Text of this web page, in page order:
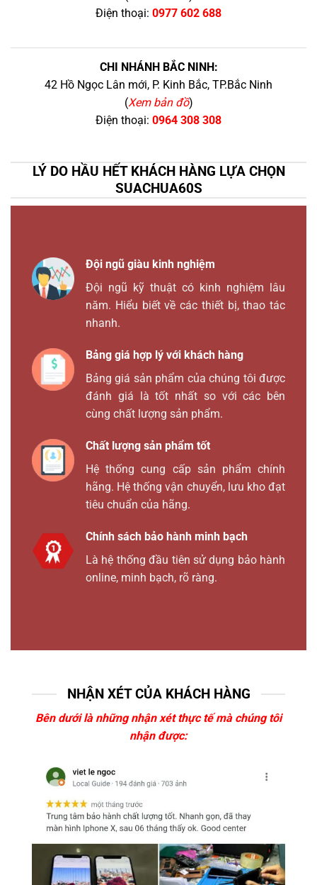
Điện thoại: 0977 602 688
CHI NHÁNH BẮC NINH:
42 Hồ Ngọc Lân mới, P. Kinh Bắc, TP.Bắc Ninh
(Xem bản đồ)
Điện thoại: 0964 308 308
LÝ DO HẦU HẾT KHÁCH HÀNG LỰA CHỌN
SUACHUA60S
Đội ngũ giàu kinh nghiệm
Đội ngũ kỹ thuật có kinh nghiệm lâu
năm. Hiểu biết về các thiết bị, thao tác
nhanh.
Bảng giá hợp lý với khách hàng
Bảng giá sản phẩm của chúng tôi được
đánh giá là tốt nhất so với các bên
cùng chất lượng sản phẩm.
Chất lượng sản phẩm tốt
Hệ thống cung cấp sản phẩm chính
hãng. Hệ thống vận chuyển, lưu kho đạt
tiêu chuẩn của hãng.
Chính sách bảo hành minh bạch
Là hệ thống đầu tiên sử dụng bảo hành
online, minh bạch, rõ ràng.
NHẬN XÉT CỦA KHÁCH HÀNG
Bên dưới là những nhận xét thực tế mà chúng tôi
nhận được: